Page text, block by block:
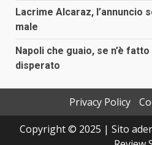
Lacrime Alcaraz, l’annuncio
male
Napoli che guaio, se n’è
disperato
Privacy Policy
Copyright © 2025 | Sito